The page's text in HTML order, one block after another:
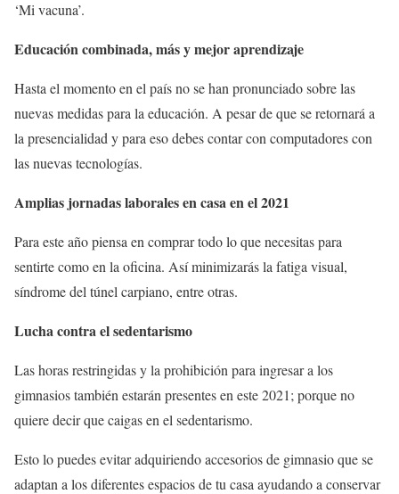
‘Mi vacuna’.
Educación combinada, más y mejor aprendizaje
Hasta el momento en el país no se han pronunciado sobre las
nuevas medidas para la educación. A pesar de que se retornará a
la presencialidad y para eso debes contar con computadores con
las nuevas tecnologías.
Amplias jornadas laborales en casa en el 2021
Para este año piensa en comprar todo lo que necesitas para
sentirte como en la oficina. Así minimizarás la fatiga visual,
síndrome del túnel carpiano, entre otras.
Lucha contra el sedentarismo
Las horas restringidas y la prohibición para ingresar a los
gimnasios también estarán presentes en este 2021; porque no
quiere decir que caigas en el sedentarismo.
Esto lo puedes evitar adquiriendo accesorios de gimnasio que se
adaptan a los diferentes espacios de tu casa ayudando a conservar